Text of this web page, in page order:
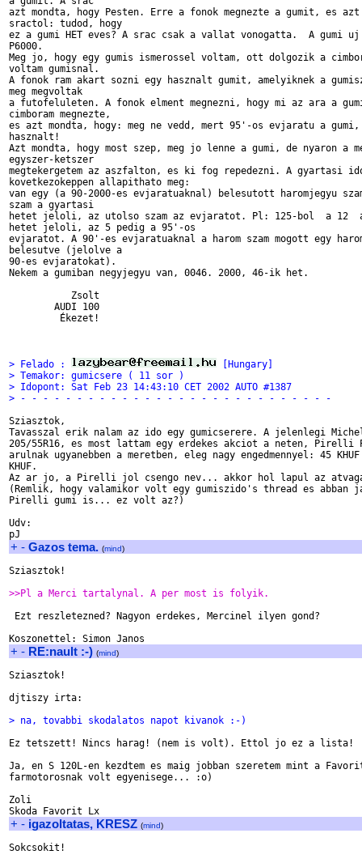
azt mondta, hogy Pesten. Erre a fonok megnezte a gumit, es
sractol: tudod, hogy
ez a gumi HET eves? A srac csak a vallat vonogatta.  A
P6000.
Meg jo, hogy egy gumis ismerossel voltam, ott dolgozik a
voltam gumisnal.
A fonok ram akart sozni egy hasznalt gumit, amelyiknek a
meg megvoltak
a futofeluleten. A fonok elment megnezni, hogy mi az ara a
cimboram megnezte,
es azt mondta, hogy: meg ne vedd, mert 95'-os evjaratu a
hasznalt!
Azt mondta, hogy most szep, meg jo lenne a gumi, de nyaron a
egyszer-ketszer
megtekergetem az aszfalton, es ki fog repedezni. A gyartasi
kovetkezokeppen allapithato meg:
van egy (a 90-2000-es evjaratuaknal) belesutott haromjegyu
szam a gyartasi
hetet jeloli, az utolso szam az evjaratot. Pl: 125-bol  a 12
hetet jeloli, az 5 pedig a 95'-os
evjaratot. A 90'-es evjaratuaknal a harom szam mogott egy
belesutve (jelolve a
90-es evjaratokat).
Nekem a gumiban negyjegyu van, 0046. 2000, 46-ik het.
           Zsolt
        AUDI 100
         Ékezet!
> Felado :
[Hungary]
> Temakor: gumicsere ( 11 sor )
> Idopont: Sat Feb 23 14:43:10 CET 2002 AUTO #1387
> - - - - - - - - - - - - - - - - - - - - - - - - - - - -
Sziasztok,
Tavasszal erik nalam az ido egy gumicserere. A jelenlegi
205/55R16, es most lattam egy erdekes akciot a neten, Pirelli
arulnak ugyanebben a meretben, eleg nagy engedmennyel: 45
KHUF.
Az ar jo, a Pirelli jol csengo nev... akkor hol lapul az
(Remlik, hogy valamikor volt egy gumiszido's thread es abban
Pirelli gumi is... ez volt az?)
Udv:
+ - Gazos tema. (mind)
Sziasztok!
>>Pl a Merci tartalynal. A per most is folyik.
Ezt reszletezned? Nagyon erdekes, Mercinel ilyen gond?
+ - RE:nault :-) (mind)
Sziasztok!
djtiszy irta:
> na, tovabbi skodalatos napot kivanok :-)
Ez tetszett! Nincs harag! (nem is volt). Ettol jo ez a lista!
Ja, en S 120L-en kezdtem es maig jobban szeretem mint a
farmotorosnak volt egyenisege... :o)
Zoli
+ - igazoltatas, KRESZ (mind)
Sokcsokit!